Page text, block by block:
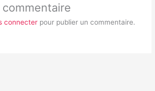
commentaire
connecterpour publier un commentaire.